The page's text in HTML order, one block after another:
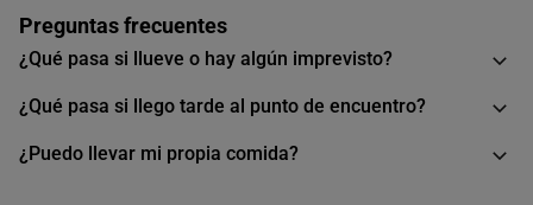
Preguntas frecuentes
¿Qué pasa si llueve o hay algún imprevisto?
¿Qué pasa si llego tarde al punto de encuentro?
¿Puedo llevar mi propia comida?